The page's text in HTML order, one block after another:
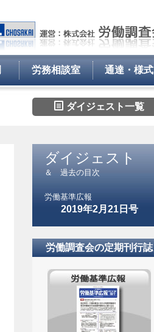
労務相談室 通達・様式
ダイジェスト一覧
ダイジェスト
＆ 過去の目次
労働基準広報
2019年2月21日号
労働調査会の定期刊行誌